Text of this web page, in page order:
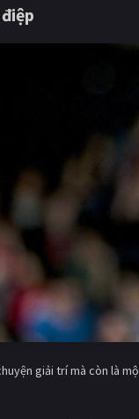
giải trí mà còn là